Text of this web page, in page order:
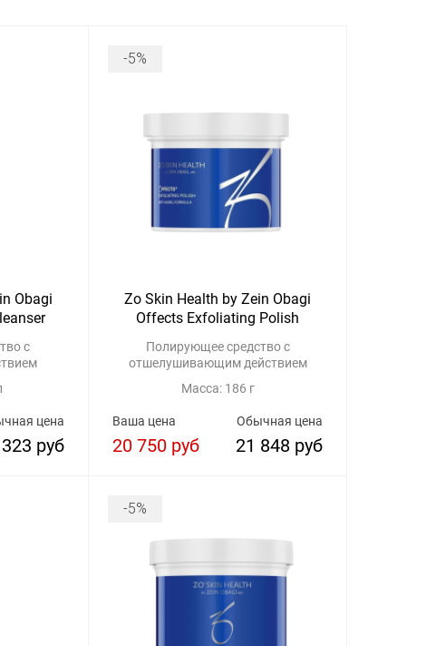
Obagi
с
цена
руб
-5%
Zo Skin Health by Zein Obagi
Offects Exfoliating Polish
Полирующее средство с
отшелушивающим действием
Масса: 186 г
Обычная цена
21 848 руб
Ваша цена
20 750 руб
-5%